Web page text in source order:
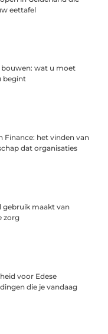
eettafel
bouwen: wat u moet
begint
Finance: het vinden van
dat organisaties
gebruik maakt van
zorg
voor Edese
die je vandaag